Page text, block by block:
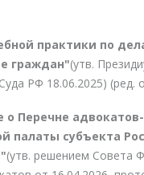
практики по
граждан"(утв.
РФ 18.06.2025) (ред.
о Перечне
палаты субъекта
(утв. решением Совета